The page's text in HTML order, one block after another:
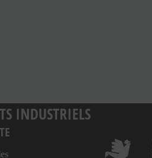
INDUSTRIELS